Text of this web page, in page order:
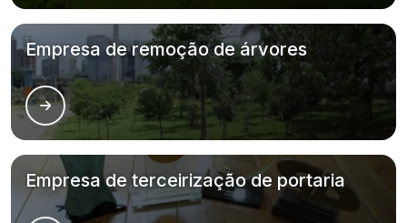
Empresa de remoção de árvores
Empresa de terceirização de portaria